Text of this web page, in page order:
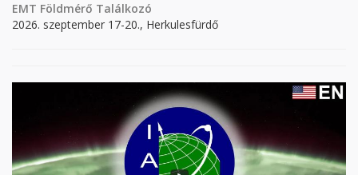
EMT Földmérő Találkozó
2026. szeptember 17-20., Herkulesfürdő